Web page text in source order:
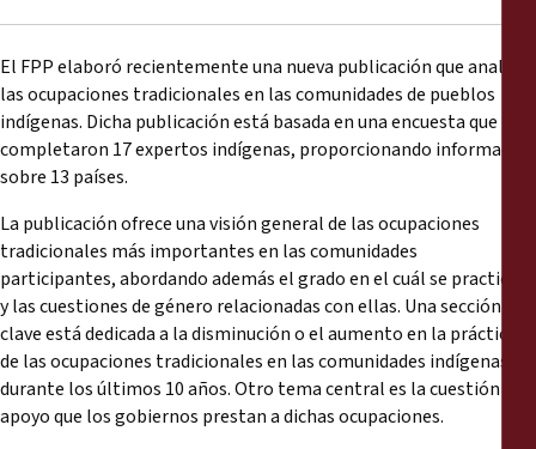
Press Releases
Training Materials
Briefing Papers
Legal Submissions
Declarations
Annual Reports
El FPP elaboró recientemente una nueva publicación que analiza
las ocupaciones tradicionales en las comunidades de pueblos
indígenas. Dicha publicación está basada en una encuesta que
completaron 17 expertos indígenas, proporcionando información
sobre 13 países.
La publicación ofrece una visión general de las ocupaciones
tradicionales más importantes en las comunidades
participantes, abordando además el grado en el cuál se practican
y las cuestiones de género relacionadas con ellas. Una sección
clave está dedicada a la disminución o el aumento en la práctica
de las ocupaciones tradicionales en las comunidades indígenas
durante los últimos 10 años. Otro tema central es la cuestión del
apoyo que los gobiernos prestan a dichas ocupaciones.